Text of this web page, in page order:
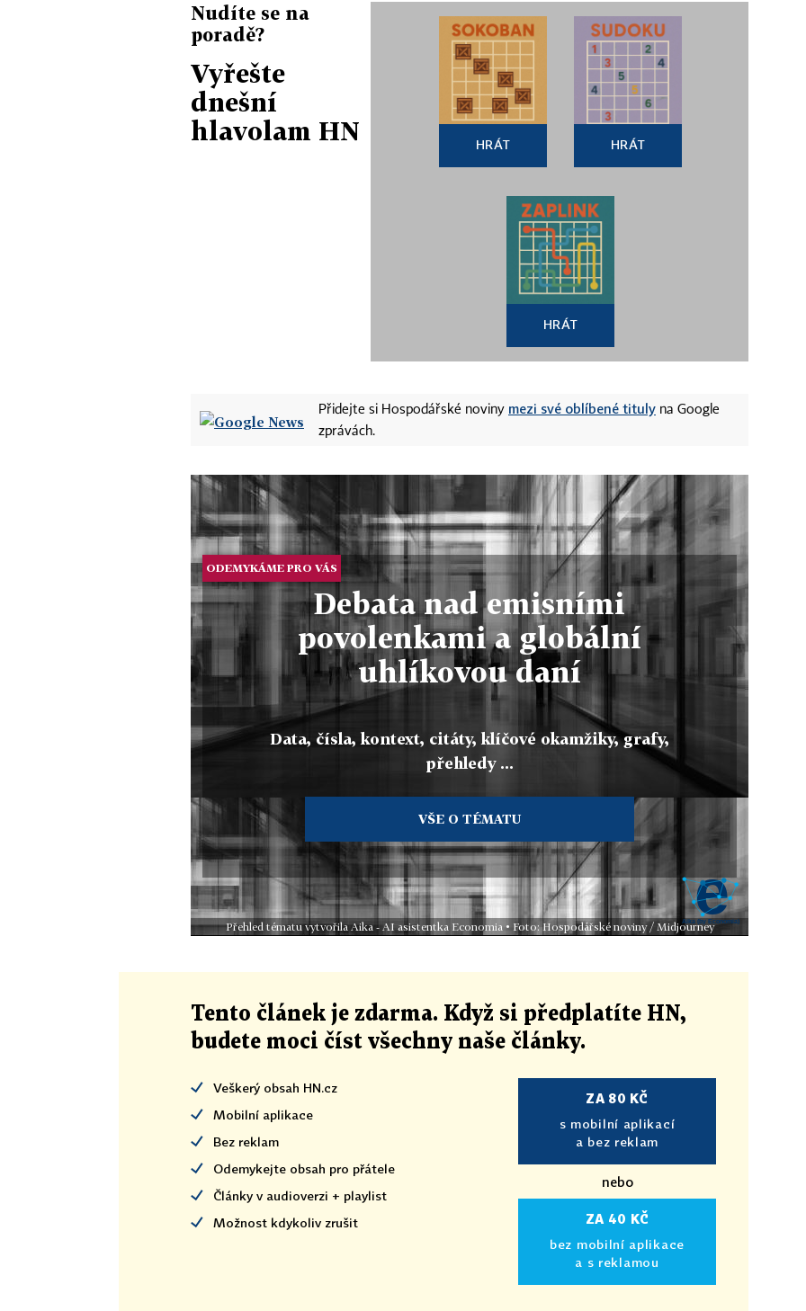
Nudíte se na
poradě?
Vyřešte
dnešní
hlavolam HN
HRÁT HRÁT
HRÁT
Přidejte si Hospodářské noviny mezi své oblíbené tituly na Google
zprávách.
ODEMYKÁME PRO VÁS
Debata nad emisními
povolenkami a globální
uhlíkovou daní
Data, čísla, kontext, citáty, klíčové okamžiky, grafy,
přehledy ...
VŠE O TÉMATU
Přehled tématu vytvořila Aika - AI asistentka Economia • Foto: Hospodářské noviny / Midjourney
Tento článek je zdarma. Když si předplatíte HN,
budete moci číst všechny naše články.
Veškerý obsah HN.cz
Mobilní aplikace
Bez reklam
Odemykejte obsah pro přátele
Články v audioverzi + playlist
Možnost kdykoliv zrušit
ZA 80 KČ
s mobilní aplikací
a bez reklam
nebo
ZA 40 KČ
bez mobilní aplikace
a s reklamou